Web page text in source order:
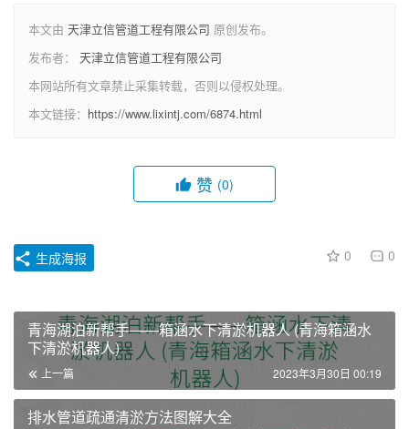
本文由 天津立信管道工程有限公司 原创发布。
发布者： 天津立信管道工程有限公司
本网站所有文章禁止采集转载，否则以侵权处理。
本文链接： https://www.lixintj.com/6874.html
赞 (0)
0 0
生成海报
青海湖泊新帮手——箱涵水下清淤机器人 (青海箱涵水
下清淤机器人)
上一篇 2023年3月30日 00:19
排水管道疏通清淤方法图解大全